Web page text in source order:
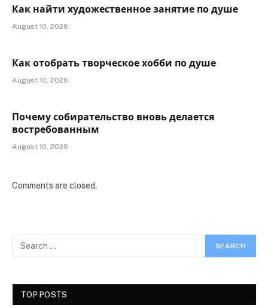
Как найти художественное занятие по душе
August 10, 2026
Как отобрать творческое хобби по душе
August 10, 2026
Почему собирательство вновь делается
востребованным
August 10, 2026
Comments are closed.
TOP POSTS